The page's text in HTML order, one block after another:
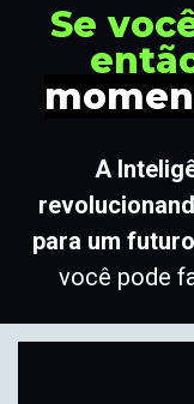
Se
A
para um
você pode